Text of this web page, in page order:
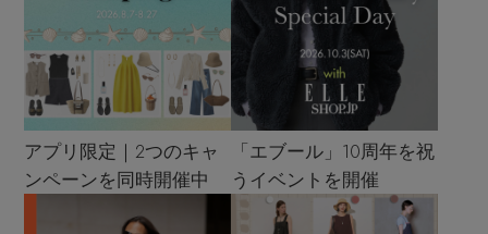
アプリ限定｜2つのキャ
ンペーンを同時開催中
「エブール」10周年を祝
うイベントを開催